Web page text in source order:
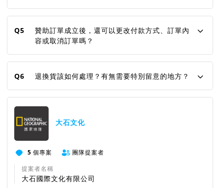
Q5
贊助訂單成立後，還可以更改付款方式、訂單內
容或取消訂單嗎？
Q6 退換貨該如何處理？有無需要特別留意的地方？
大石文化
5 個專案
團隊提案者
提案者名稱
大石國際文化有限公司